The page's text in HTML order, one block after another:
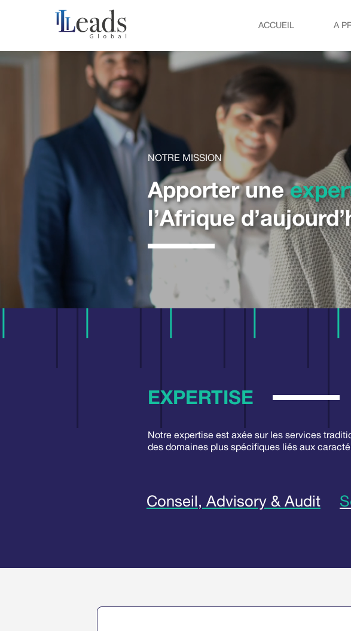
ACCUEIL A
NOTRE MISSION
Apporter une
l’Afrique
EXPERTISE
Notre expertise est axée sur les services
des domaines plus spécifiques liés aux
Conseil, Advisory & Audit